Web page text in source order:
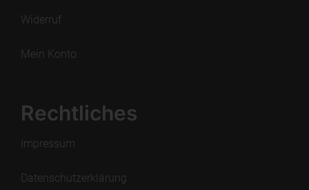
Widerruf
Mein Konto
Rechtliches
Impressum
Datenschutzerklärung